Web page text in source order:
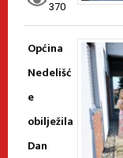
370
Općina
Nedelišć
e
obilježila
Dan